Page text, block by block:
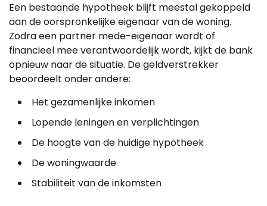
Een bestaande hypotheek blijft meestal gekoppeld
aan de oorspronkelijke eigenaar van de woning.
Zodra een partner mede-eigenaar wordt of
financieel mee verantwoordelijk wordt, kijkt de bank
opnieuw naar de situatie. De geldverstrekker
beoordeelt onder andere:
Het gezamenlijke inkomen
Lopende leningen en verplichtingen
De hoogte van de huidige hypotheek
De woningwaarde
Stabiliteit van de inkomsten